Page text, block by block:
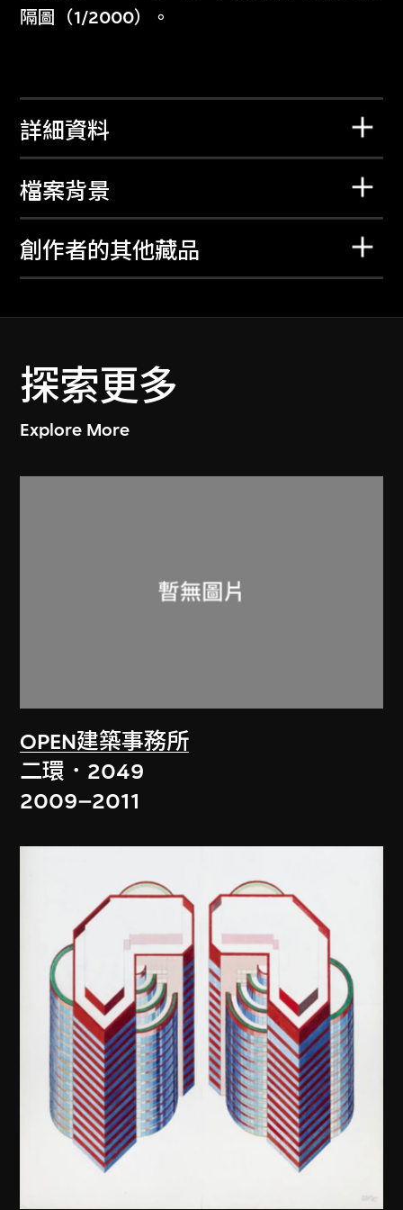
隔圖（1/2000）。
詳細資料
檔案背景
創作者的其他藏品
探索更多
Explore More
OPEN建築事務所
二環．2049
2009–2011